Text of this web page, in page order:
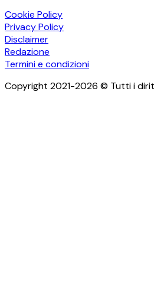
Cookie Policy
Privacy Policy
Disclaimer
Redazione
Termini e condizioni
Copyright 2021-2026 © Tutti i